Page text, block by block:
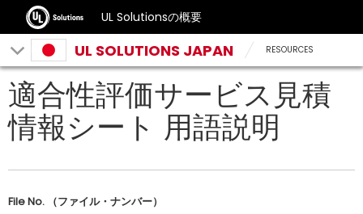
UL Solutionsの概要
UL SOLUTIONS JAPAN RESOURCES
適合性評価サービス見積
情報シート 用語説明
File No. （ファイル・ナンバー）